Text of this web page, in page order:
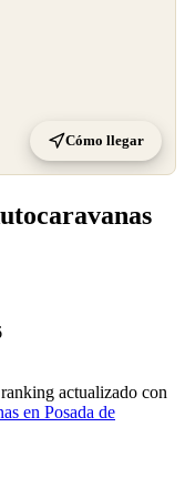
Cómo llegar
actualizado con
en Posada de